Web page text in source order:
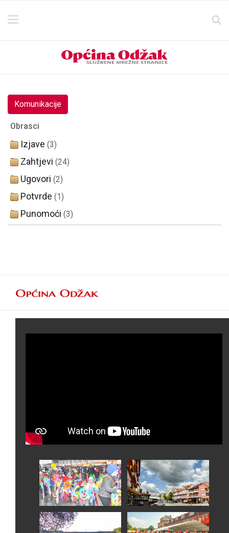
Komunikacije
Obrasci
Izjave (3)
Zahtjevi (24)
Ugovori (2)
Potvrde (1)
Punomoći (3)